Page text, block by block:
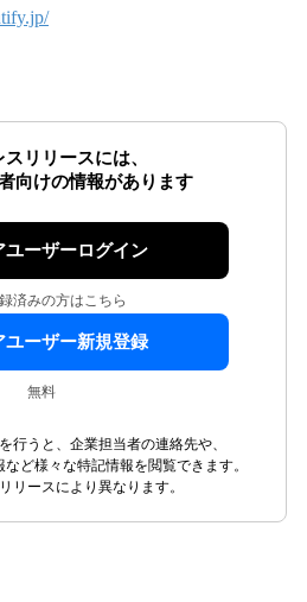
リリースには、
向けの情報があります
ユーザーログイン
済みの方はこちら
ユーザー新規登録
無料
行うと、企業担当者の連絡先や、
ど様々な特記情報を閲覧できます。
リースにより異なります。